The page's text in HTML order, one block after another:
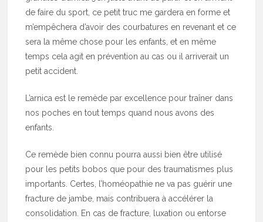
de faire du sport, ce petit truc me gardera en forme et
m’empêchera d’avoir des courbatures en revenant et ce
sera la même chose pour les enfants, et en même
temps cela agit en prévention au cas ou il arriverait un
petit accident.
L’arnica est le remède par excellence pour traîner dans
nos poches en tout temps quand nous avons des
enfants.
Ce remède bien connu pourra aussi bien être utilisé
pour les petits bobos que pour des traumatismes plus
importants. Certes, l’homéopathie ne va pas guérir une
fracture de jambe, mais contribuera à accélérer la
consolidation. En cas de fracture, luxation ou entorse